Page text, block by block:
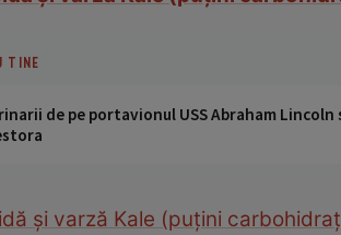
TINE
de pe portavionul USS Abraham
şi varză Kale (puţini